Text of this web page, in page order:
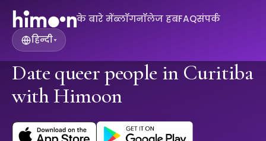
के बारे मेंब्लॉगनॉलेज हबFAQसंपर्क
हिन्दी▾
Date queer people in Curitiba
with Himoon